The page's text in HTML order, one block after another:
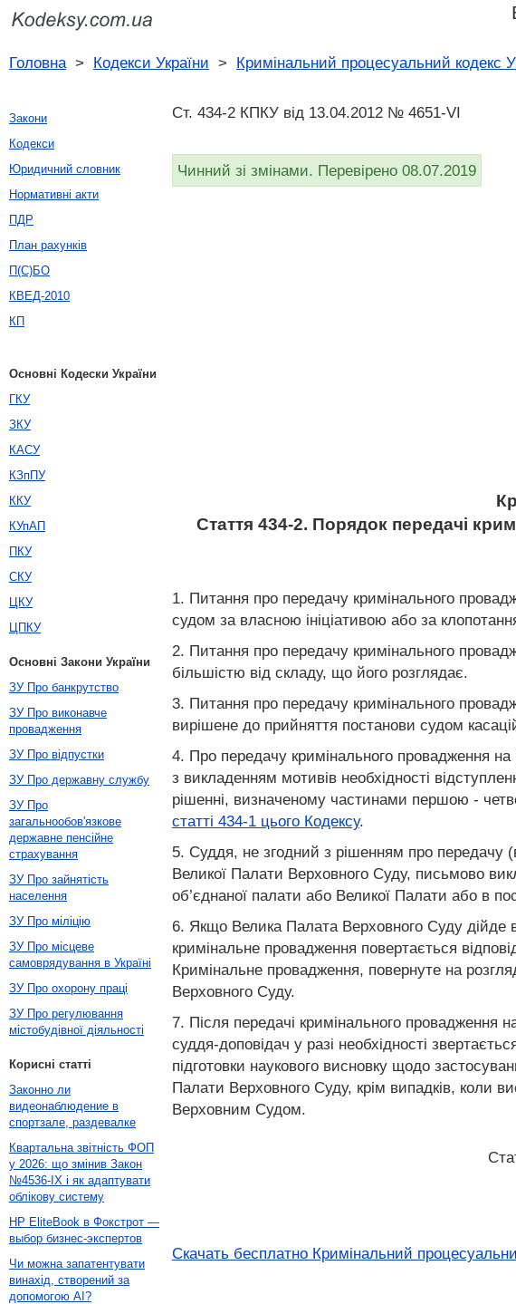
Головна> Кодекси України > Кримінальний процесуальний кодекс
Ст. 434-2 КПКУ від 13.04.2012 № 4651-VI
Чинний зі змінами. Перевірено 08.07.2019
Стаття 434-2. Порядок передачі
1. Питання про передачу кримінального
судом за власною ініціативою або за
2. Питання про передачу кримінального
більшістю від складу, що його розглядає.
3. Питання про передачу кримінального
вирішене до прийняття постанови судом
4. Про передачу кримінального провадження
з викладенням мотивів необхідності
рішенні, визначеному частинами першою -
статті 434-1 цього Кодексу.
5. Суддя, не згодний з рішенням про передачу
Великої Палати Верховного Суду, письмово
об’єднаної палати або Великої Палати або в
6. Якщо Велика Палата Верховного Суду дійде
кримінальне провадження повертається
Кримінальне провадження, повернуте на
Верховного Суду.
7. Після передачі кримінального провадження
суддя-доповідач у разі необхідності
підготовки наукового висновку щодо
Палати Верховного Суду, крім випадків, коли
Верховним Судом.
Скачать бесплатно Кримінальний
Закони
Кодекси
Юридичний словник
Нормативні акти
ПДР
План рахунків
П(С)БО
КВЕД-2010
КП
Основні Кодески України
ГКУ
ЗКУ
КАСУ
КЗпПУ
ККУ
КУпАП
ПКУ
СКУ
ЦКУ
ЦПКУ
Основні Закони України
ЗУ Про банкрутство
ЗУ Про виконавче
провадження
ЗУ Про відпустки
ЗУ Про державну службу
ЗУ Про
загальнообов'язкове
державне пенсійне
страхування
ЗУ Про зайнятість
населення
ЗУ Про міліцію
ЗУ Про місцеве
самоврядування в Україні
ЗУ Про охорону праці
ЗУ Про регулювання
містобудівної діяльності
Корисні статті
Законно ли
видеонаблюдение в
спортзале, раздевалке
Квартальна звітність ФОП
у 2026: що змінив Закон
№4536-IX і як адаптувати
облікову систему
HP EliteBook в Фокстрот —
выбор бизнес-экспертов
Чи можна запатентувати
винахід, створений за
допомогою AI?